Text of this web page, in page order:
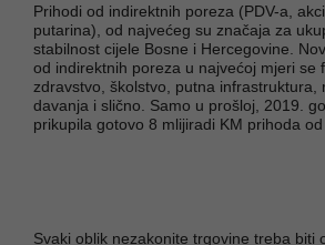
Prihodi od indirektnih poreza (PDV-a,
putarina), od najvećeg su značaja za
stabilnost cijele Bosne i Hercegovine.
od indirektnih poreza u najvećoj mjeri se
zdravstvo, školstvo, putna infrastruktura,
davanja i slično. Samo u prošloj, 2019.
prikupila gotovo 8 mlijiradi KM prihoda
Svaki oblik nezakonite trgovine treba biti